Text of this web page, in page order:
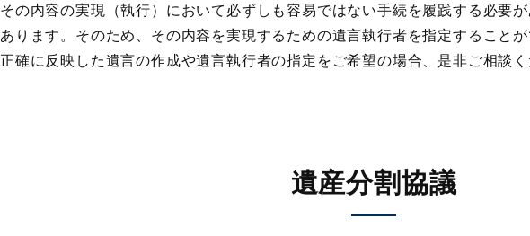
の内容の実現（執行）において必ずしも容易ではない手続を履践する必要
ります。そのため、その内容を実現するための遺言執行者を指定することが
確に反映した遺言の作成や遺言執行者の指定をご希望の場合、是非ご相談く
遺産分割協議